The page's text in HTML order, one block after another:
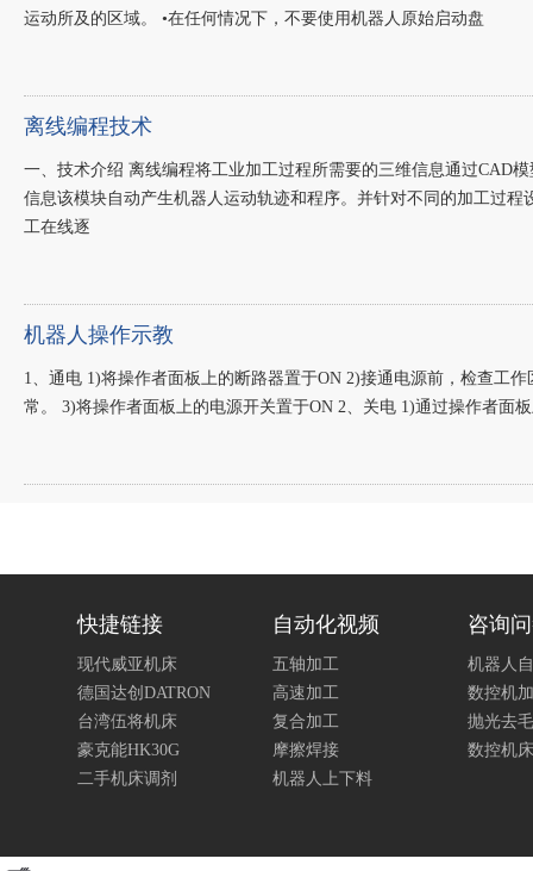
运动所及的区域。 •在任何情况下，不要使用机器人原始启动盘
离线编程技术
一、技术介绍 离线编程将工业加工过程所需要的三维信息通过CAD
信息该模块自动产生机器人运动轨迹和程序。并针对不同的加工过
工在线逐
机器人操作示教
1、通电 1)将操作者面板上的断路器置于ON 2)接通电源前，检查工
常。 3)将操作者面板上的电源开关置于ON 2、关电 1)通过操作者面
快捷链接
现代威亚机床
德国达创DATRON
台湾伍将机床
豪克能HK30G
二手机床调剂
自动化视频
五轴加工
高速加工
复合加工
摩擦焊接
机器人上下料
咨询
机器人
数控机
抛光去
数控机